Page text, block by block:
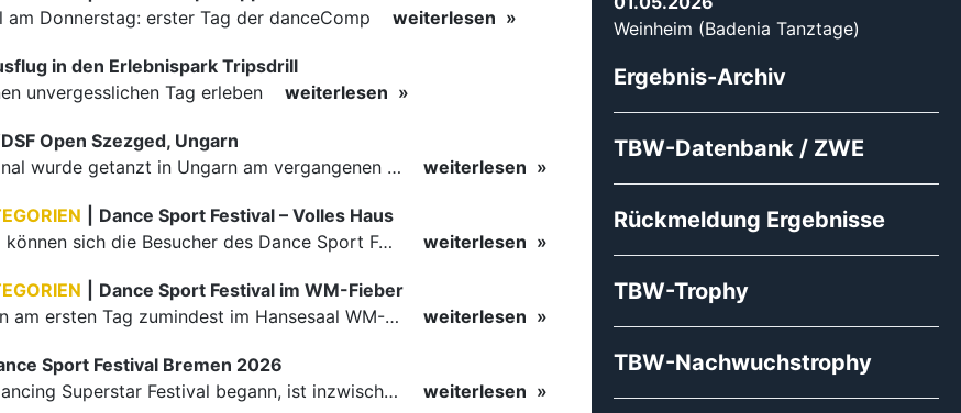
am Donnerstag: erster Tag der danceComp
weiterlesen
in den Erlebnispark Tripsdrill
unvergesslichen Tag erleben
weiterlesen
Open Szezged, Ungarn
Auch international wurde getanzt in Ungarn am vergangenen Wochenende
weiterlesen
Dance Sport Festival – Volles Haus
Am letzten Tag können sich die Besucher des Dance Sport Festivals erneut auf internationale Festivalatmosphäre freuen. Die knapp 1200 Aktiven vertreten mit Deutschland 43 Nationen. Mit Paaren aus 15…
weiterlesen
Dance Sport Festival im WM-Fieber
Nachdem schon am ersten Tag zumindest im Hansesaal WM-Stimmung vom Feinsten herrschte, werden am Samstag nicht nur Tänzerinnen und Tänzer der Junioren die Stimmung ordentlich anheizen. Es erwartet alle -…
weiterlesen
Sport Festival Bremen 2026
Was mit dem Dancing Superstar Festival begann, ist inzwischen mit dem Dance Sport Festival Bremen zu einer festen Institution geworden. Zum fünften Mal treffen sich Paare, Funktionäre und Gäste zu diesem…
weiterlesen
Weinheim (Badenia Tanztage)
Ergebnis-Archiv
TBW-Datenbank / ZWE
Rückmeldung Ergebnisse
TBW-Trophy
TBW-Nachwuchstrophy